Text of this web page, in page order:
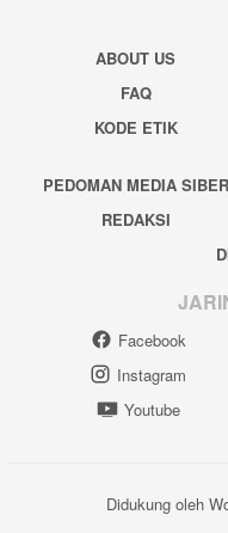
ABOUT US
FAQ
KODE ETIK
PEDOMAN MEDIA SIBER
REDAKSI
Facebook
Instagram
Youtube
Didukung oleh